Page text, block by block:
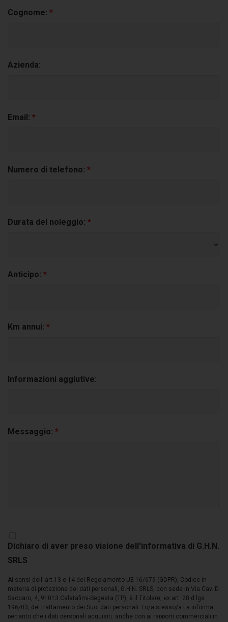
Cognome: *
Azienda:
Email: *
Numero di telefono: *
Durata del noleggio: *
Anticipo: *
Km annui: *
Informazioni aggiutive:
Messaggio: *
Dichiaro di aver preso visione dell'informativa di G.H.N.
SRLS
Ai sensi dell’ art.13 e 14 del Regolamento UE 16/679 (GDPR), Codice in
materia di protezione dei dati personali, G.H.N. SRLS, con sede in Via Cav. D.
Saccaro, 4, 91013 Calatafimi-Segesta (TP), è il Titolare, ex art. 28 d.lgs.
196/03, del trattamento dei Suoi dati personali. Lo/a stesso/a La informa
pertanto che i dati personali acquisiti, anche con ai rapporti commerciali in